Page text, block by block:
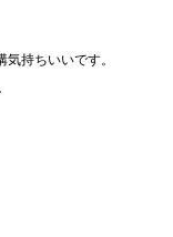
持ちいいです。